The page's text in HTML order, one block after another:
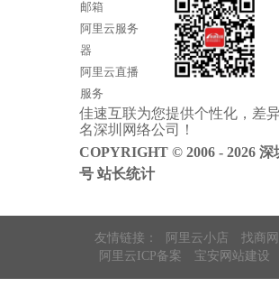
邮箱
阿里云服务
器
阿里云直播
服务
阿里云ICP备
案
佳速互联为您提供个性化，差
名深圳网络公司
！
COPYRIGHT © 2006 - 2026
号 站长统计
友情链接： 阿里云小店 找商网
阿里云ICP备案
宝安网站建设